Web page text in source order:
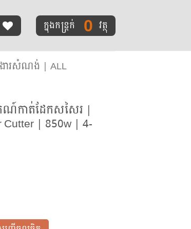
ក្នុងកន្ត្រក់ 0 វត្ថុ
ារសំណង់ | ALL
ណ៍កាត់ដែកសសៃរ |
Cutter | 850w | 4-